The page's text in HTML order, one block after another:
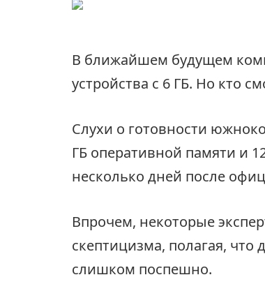
В ближайшем будущем
устройства с 6 ГБ. Но кто
Слухи о готовности
ГБ оперативной памяти и
несколько дней после
Впрочем, некоторые
скептицизма, полагая,
слишком поспешно.